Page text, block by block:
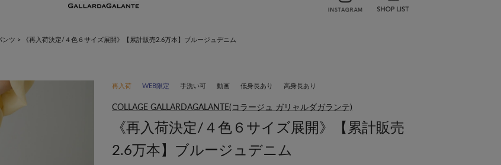
ンツ > 《再入荷決定/４色６サイズ展開》【累計販売2.6万本】ブルージュデニム
再入荷 WEB限定 手洗い可 動画 低身長あり 高身長あり
COLLAGE GALLARDAGALANTE(コラージュ ガリャルダガランテ)
《再入荷決定/４色６サイズ展開》【累計販売
2.6万本】ブルージュデニム